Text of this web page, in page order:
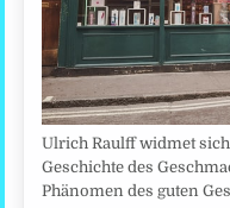
Ulrich Raulff widmet
Geschichte des
Phänomen des guten